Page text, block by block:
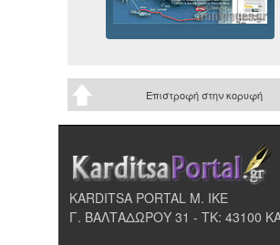
Επιστροφή στην κορυφή
KARDITSA PORTAL Μ. ΙΚΕ
Γ. ΒΑΛΤΑΔΩΡΟΥ 31 - ΤΚ: 43100